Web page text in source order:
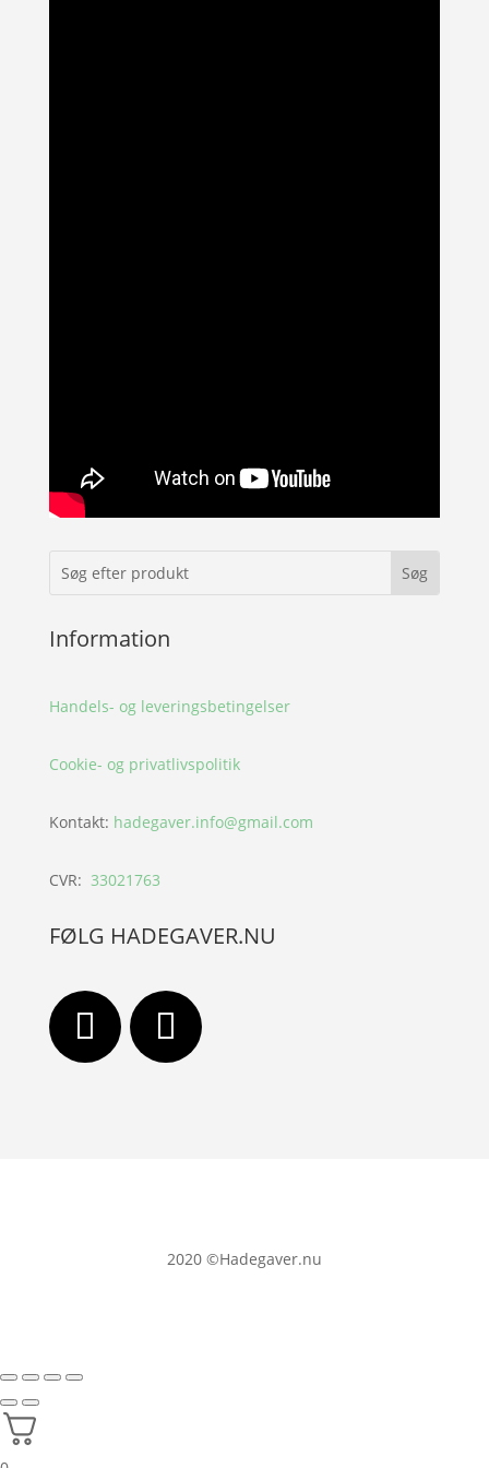
Information
Handels- og leveringsbetingelser
Cookie- og privatlivspolitik
Kontakt: hadegaver.info@gmail.com
CVR: 33021763
FØLG HADEGAVER.NU
2020 ©Hadegaver.nu